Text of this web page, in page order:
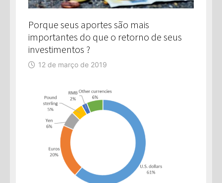
Porque seus aportes são mais
importantes do que o retorno de seus
investimentos ?
12 de março de 2019